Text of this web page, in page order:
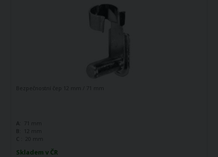
Skladem v ČR
Bezpečnostní čep 12 mm / 71 mm
A:
71 mm
B:
12 mm
C :
20 mm